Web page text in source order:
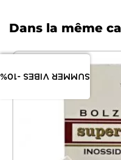
SUMMER VIBES -10%
Dans la même